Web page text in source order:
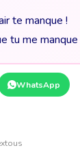
te manque !
tu me manque
WhatsApp